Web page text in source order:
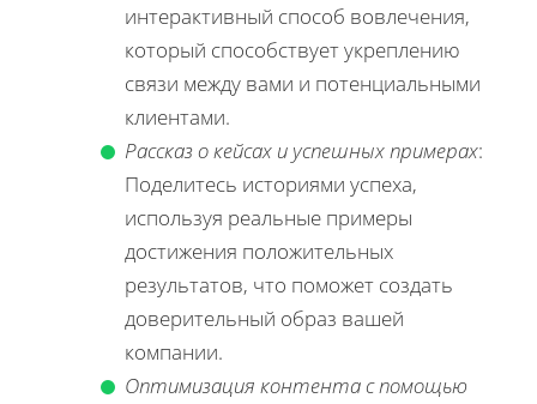
интерактивный способ вовлечения,
который способствует укреплению
связи между вами и потенциальными
клиентами.
Рассказ о кейсах и успешных примерах:
Поделитесь историями успеха,
используя реальные примеры
достижения положительных
результатов, что поможет создать
доверительный образ вашей
компании.
Оптимизация контента с помощью